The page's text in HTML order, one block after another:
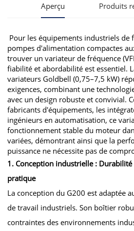
Aperçu Produits
Pour les équipements industriels de
pompes d'alimentation compactes
trouver un variateur de fréquence
fiabilité et abordabilité est essentiel.
variateurs Goldbell (0,75–7,5 kW)
exigences, combinant une
avec un design robuste et convivial.
fabricants d'équipements, les
ingénieurs en automatisation, ce
fonctionnement stable du moteur
variées, démontrant ainsi que la
puissance ne nécessite pas de
1. Conception industrielle : Durabilité
pratique
La conception du G200 est adaptée
de travail industriels. Son boîtier
contraintes des environnements